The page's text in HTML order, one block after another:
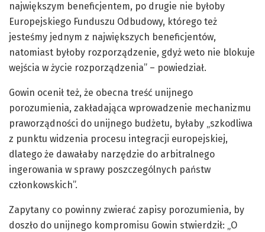
największym beneficjentem, po drugie nie byłoby
Europejskiego Funduszu Odbudowy, którego też
jesteśmy jednym z największych beneficjentów,
natomiast byłoby rozporządzenie, gdyż weto nie blokuje
wejścia w życie rozporządzenia” – powiedział.
Gowin ocenił też, że obecna treść unijnego
porozumienia, zakładająca wprowadzenie mechanizmu
praworządności do unijnego budżetu, byłaby „szkodliwa
z punktu widzenia procesu integracji europejskiej,
dlatego że dawałaby narzędzie do arbitralnego
ingerowania w sprawy poszczególnych państw
członkowskich”.
Zapytany co powinny zwierać zapisy porozumienia, by
doszło do unijnego kompromisu Gowin stwierdził: „O